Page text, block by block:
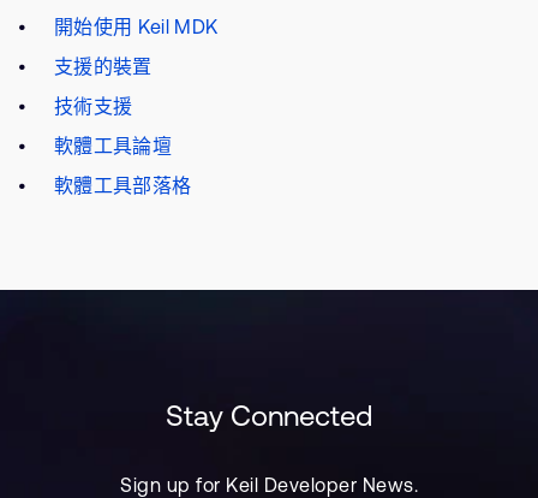
開始使用 Keil MDK
支援的裝置
技術支援
軟體工具論壇
軟體工具部落格
Stay Connected
Sign up for Keil Developer News.